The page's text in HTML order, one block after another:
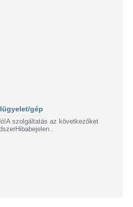
gép
szolgáltatás az következőket